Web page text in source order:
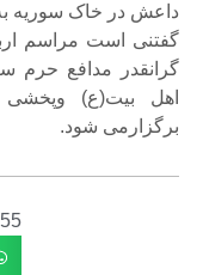
داعش در خاک سوریه
گفتنی است مراسم
اهل بیت(ع) وپخشی
برگزارمی شود.